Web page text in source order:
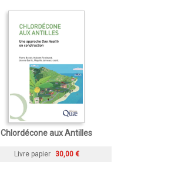
Chlordécone aux Antilles
Livre papier 30,00 €